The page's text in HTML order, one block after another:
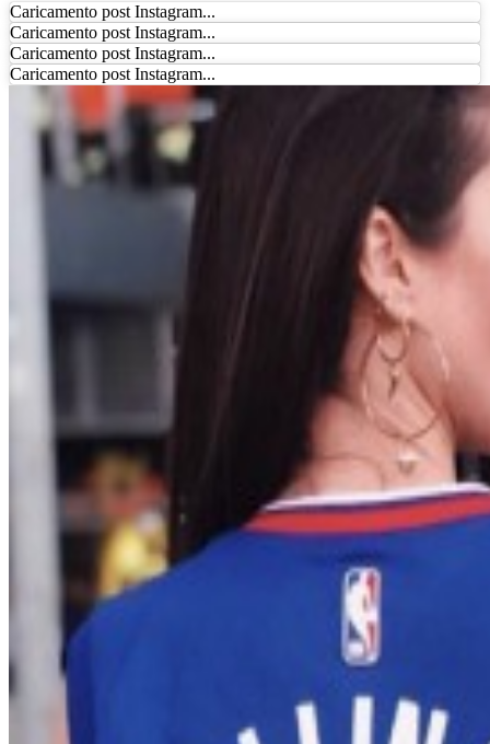
Caricamento post Instagram...
Caricamento post Instagram...
Caricamento post Instagram...
Caricamento post Instagram...